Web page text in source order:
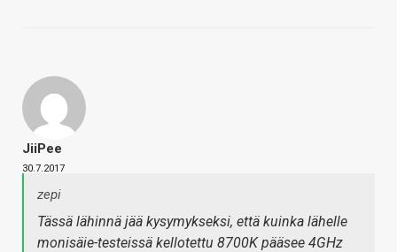
JiiPee
30.7.2017
zepi
Tässä lähinnä jää kysymykseksi, että kuinka lähelle
monisäie-testeissä kellotettu 8700K pääsee 4GHz